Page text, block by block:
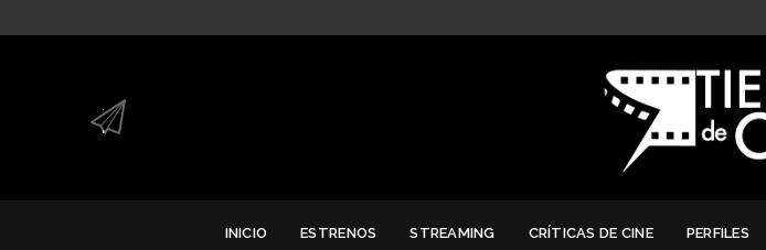
.
.
INICIO ESTRENOS STREAMING CRÍTICAS DE CINE PERFILES